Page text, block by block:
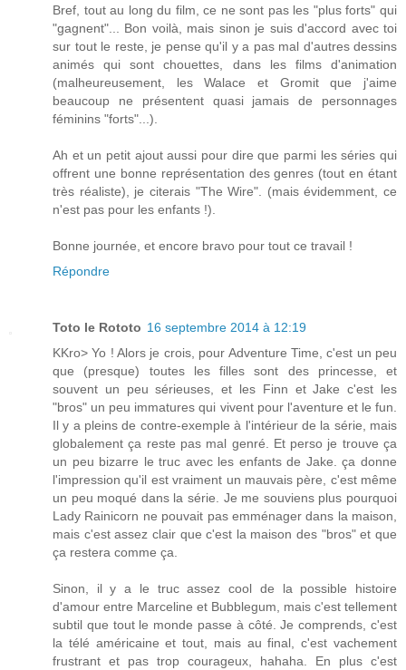
Bref, tout au long du film, ce ne sont pas les "plus forts" qui
"gagnent"... Bon voilà, mais sinon je suis d'accord avec toi
sur tout le reste, je pense qu'il y a pas mal d'autres dessins
animés qui sont chouettes, dans les films d'animation
(malheureusement, les Walace et Gromit que j'aime
beaucoup ne présentent quasi jamais de personnages
féminins "forts"...).
Ah et un petit ajout aussi pour dire que parmi les séries qui
offrent une bonne représentation des genres (tout en étant
très réaliste), je citerais "The Wire". (mais évidemment, ce
n'est pas pour les enfants !).
Bonne journée, et encore bravo pour tout ce travail !
Répondre
Toto le Rototo 16 septembre 2014 à 12:19
KKro> Yo ! Alors je crois, pour Adventure Time, c'est un peu
que (presque) toutes les filles sont des princesse, et
souvent un peu sérieuses, et les Finn et Jake c'est les
"bros" un peu immatures qui vivent pour l'aventure et le fun.
Il y a pleins de contre-exemple à l'intérieur de la série, mais
globalement ça reste pas mal genré. Et perso je trouve ça
un peu bizarre le truc avec les enfants de Jake. ça donne
l'impression qu'il est vraiment un mauvais père, c'est même
un peu moqué dans la série. Je me souviens plus pourquoi
Lady Rainicorn ne pouvait pas emménager dans la maison,
mais c'est assez clair que c'est la maison des "bros" et que
ça restera comme ça.
Sinon, il y a le truc assez cool de la possible histoire
d'amour entre Marceline et Bubblegum, mais c'est tellement
subtil que tout le monde passe à côté. Je comprends, c'est
la télé américaine et tout, mais au final, c'est vachement
frustrant et pas trop courageux, hahaha. En plus c'est